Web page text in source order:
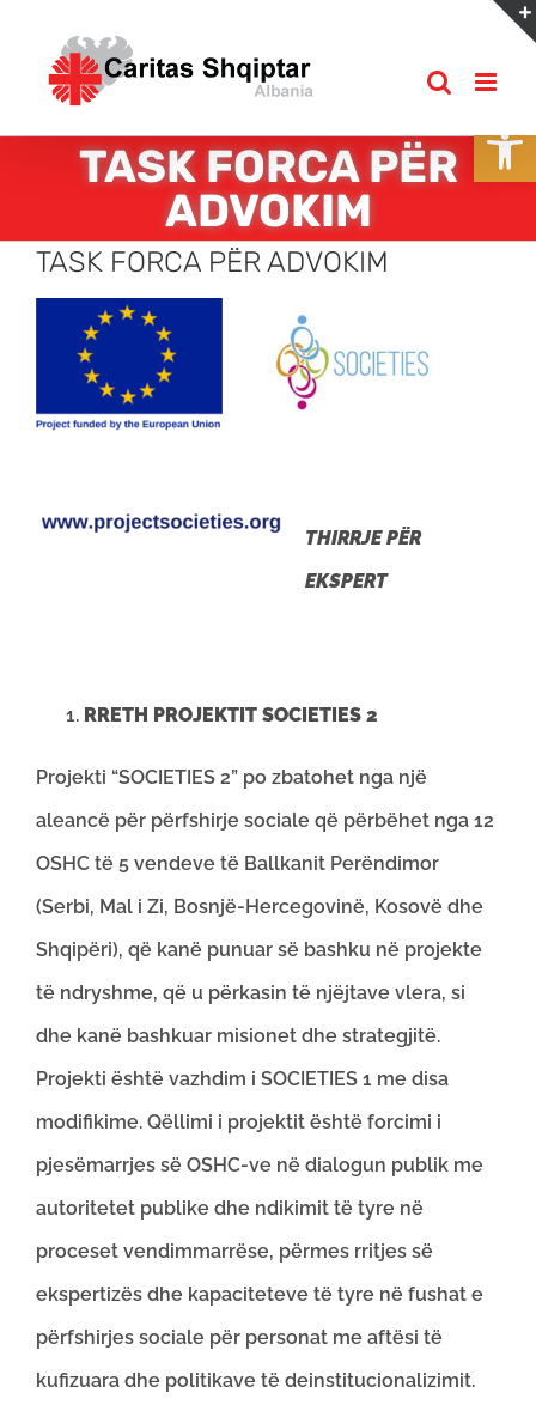
content
TASK FORCA PËR
ADVOKIM
TASK FORCA PËR ADVOKIM
THIRRJE PËR
EKSPERT
RRETH PROJEKTIT SOCIETIES 2
Projekti “SOCIETIES 2” po zbatohet nga një
aleancë për përfshirje sociale që përbëhet nga 12
OSHC të 5 vendeve të Ballkanit Perëndimor
(Serbi, Mal i Zi, Bosnjë-Hercegovinë, Kosovë dhe
Shqipëri), që kanë punuar së bashku në projekte
të ndryshme, që u përkasin të njëjtave vlera, si
dhe kanë bashkuar misionet dhe strategjitë.
Projekti është vazhdim i SOCIETIES 1 me disa
modifikime. Qëllimi i projektit është forcimi i
pjesëmarrjes së OSHC-ve në dialogun publik me
autoritetet publike dhe ndikimit të tyre në
proceset vendimmarrëse, përmes rritjes së
ekspertizës dhe kapaciteteve të tyre në fushat e
përfshirjes sociale për personat me aftësi të
kufizuara dhe politikave të deinstitucionalizimit.